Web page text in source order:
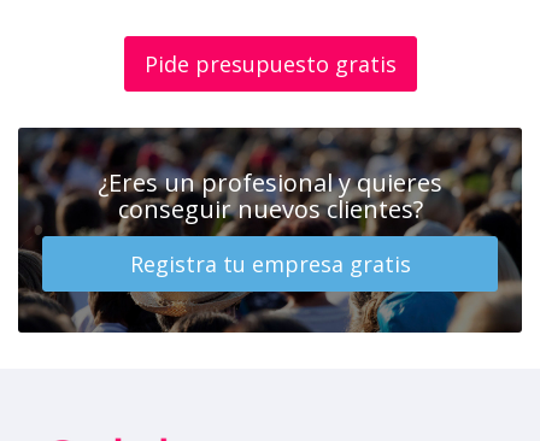
Pide presupuesto gratis
¿Eres un profesional y quieres
conseguir nuevos clientes?
Registra tu empresa gratis